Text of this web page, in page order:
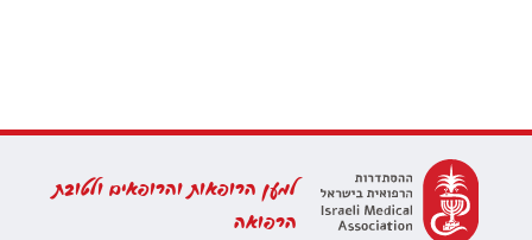
למען הרופאות והרופאים ולטובת
הרפואה